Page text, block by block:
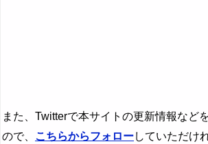
また、Twitterで本サイトの更新情報など
ので、 こちらからフォローしていただけ